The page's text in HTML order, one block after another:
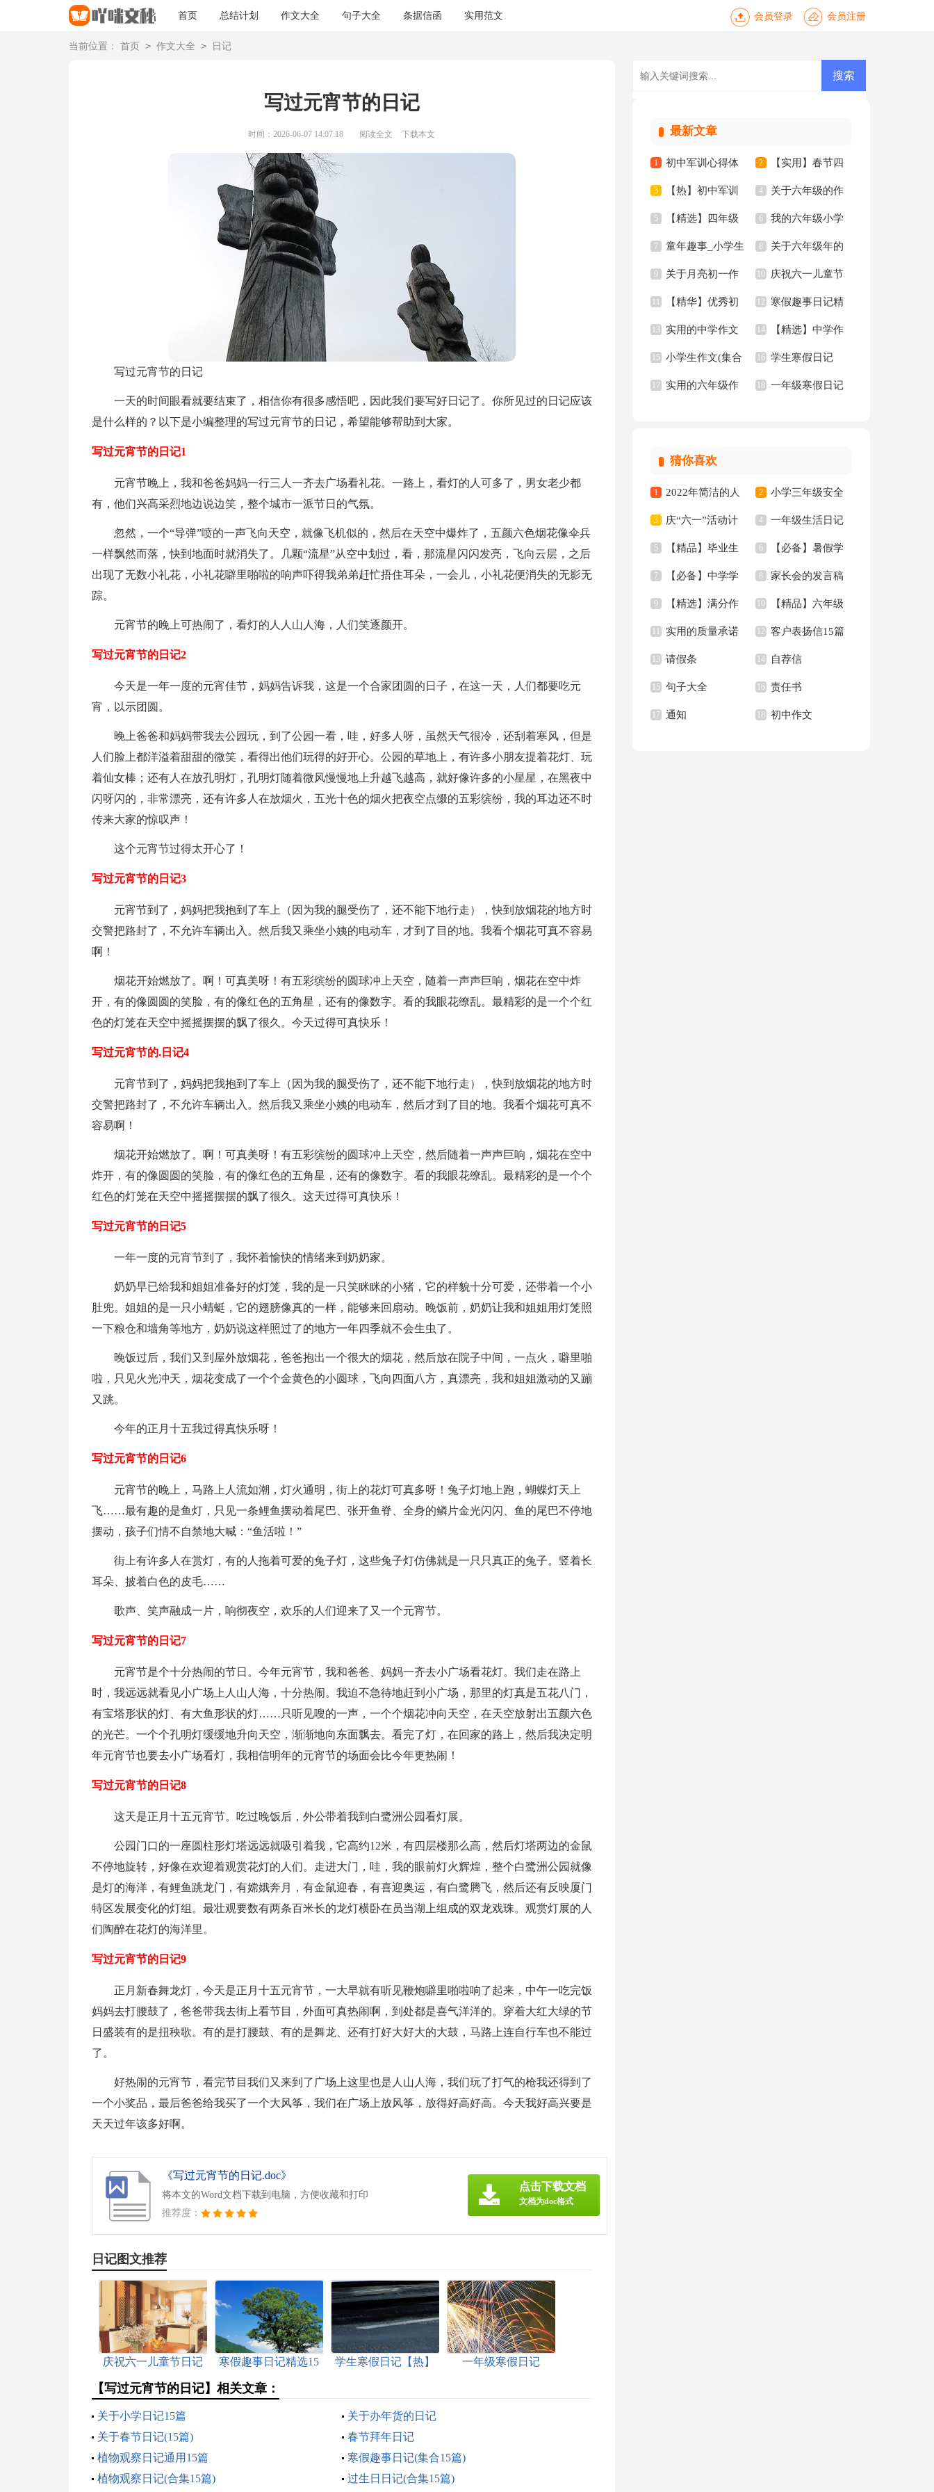
首页 总结计划 作文大全 句子大全 条据信函 实用范文 会员登录 会员注册
当前位置： 首页 > 作文大全 > 日记
写过元宵节的日记
时间：2026-06-07 14:07:18 阅读全文 下载本文
写过元宵节的日记
一天的时间眼看就要结束了，相信你有很多感悟吧，因此我们要写好日记了。你所见过的日记应该
是什么样的？以下是小编整理的写过元宵节的日记，希望能够帮助到大家。
写过元宵节的日记1
元宵节晚上，我和爸爸妈妈一行三人一齐去广场看礼花。一路上，看灯的人可多了，男女老少都
有，他们兴高采烈地边说边笑，整个城市一派节日的气氛。
忽然，一个“导弹”喷的一声飞向天空，就像飞机似的，然后在天空中爆炸了，五颜六色烟花像伞兵
一样飘然而落，快到地面时就消失了。几颗“流星”从空中划过，看，那流星闪闪发亮，飞向云层，之后
出现了无数小礼花，小礼花噼里啪啦的响声吓得我弟弟赶忙捂住耳朵，一会儿，小礼花便消失的无影无
踪。
元宵节的晚上可热闹了，看灯的人人山人海，人们笑逐颜开。
写过元宵节的日记2
今天是一年一度的元宵佳节，妈妈告诉我，这是一个合家团圆的日子，在这一天，人们都要吃元
宵，以示团圆。
晚上爸爸和妈妈带我去公园玩，到了公园一看，哇，好多人呀，虽然天气很冷，还刮着寒风，但是
人们脸上都洋溢着甜甜的微笑，看得出他们玩得的好开心。公园的草地上，有许多小朋友提着花灯、玩
着仙女棒；还有人在放孔明灯，孔明灯随着微风慢慢地上升越飞越高，就好像许多的小星星，在黑夜中
闪呀闪的，非常漂亮，还有许多人在放烟火，五光十色的烟火把夜空点缀的五彩缤纷，我的耳边还不时
传来大家的惊叹声！
这个元宵节过得太开心了！
写过元宵节的日记3
元宵节到了，妈妈把我抱到了车上（因为我的腿受伤了，还不能下地行走），快到放烟花的地方时
交警把路封了，不允许车辆出入。然后我又乘坐小姨的电动车，才到了目的地。我看个烟花可真不容易
啊！
烟花开始燃放了。啊！可真美呀！有五彩缤纷的圆球冲上天空，随着一声声巨响，烟花在空中炸
开，有的像圆圆的笑脸，有的像红色的五角星，还有的像数字。看的我眼花缭乱。最精彩的是一个个红
色的灯笼在天空中摇摇摆摆的飘了很久。今天过得可真快乐！
写过元宵节的.日记4
元宵节到了，妈妈把我抱到了车上（因为我的腿受伤了，还不能下地行走），快到放烟花的地方时
交警把路封了，不允许车辆出入。然后我又乘坐小姨的电动车，然后才到了目的地。我看个烟花可真不
容易啊！
烟花开始燃放了。啊！可真美呀！有五彩缤纷的圆球冲上天空，然后随着一声声巨响，烟花在空中
炸开，有的像圆圆的笑脸，有的像红色的五角星，还有的像数字。看的我眼花缭乱。最精彩的是一个个
红色的灯笼在天空中摇摇摆摆的飘了很久。这天过得可真快乐！
写过元宵节的日记5
一年一度的元宵节到了，我怀着愉快的情绪来到奶奶家。
奶奶早已给我和姐姐准备好的灯笼，我的是一只笑眯眯的小猪，它的样貌十分可爱，还带着一个小
肚兜。姐姐的是一只小蜻蜓，它的翅膀像真的一样，能够来回扇动。晚饭前，奶奶让我和姐姐用灯笼照
一下粮仓和墙角等地方，奶奶说这样照过了的地方一年四季就不会生虫了。
晚饭过后，我们又到屋外放烟花，爸爸抱出一个很大的烟花，然后放在院子中间，一点火，噼里啪
啦，只见火光冲天，烟花变成了一个个金黄色的小圆球，飞向四面八方，真漂亮，我和姐姐激动的又蹦
又跳。
今年的正月十五我过得真快乐呀！
写过元宵节的日记6
元宵节的晚上，马路上人流如潮，灯火通明，街上的花灯可真多呀！兔子灯地上跑，蝴蝶灯天上
飞……最有趣的是鱼灯，只见一条鲤鱼摆动着尾巴、张开鱼脊、全身的鳞片金光闪闪、鱼的尾巴不停地
摆动，孩子们情不自禁地大喊：“鱼活啦！”
街上有许多人在赏灯，有的人拖着可爱的兔子灯，这些兔子灯仿佛就是一只只真正的兔子。竖着长
耳朵、披着白色的皮毛……
歌声、笑声融成一片，响彻夜空，欢乐的人们迎来了又一个元宵节。
写过元宵节的日记7
元宵节是个十分热闹的节日。今年元宵节，我和爸爸、妈妈一齐去小广场看花灯。我们走在路上
时，我远远就看见小广场上人山人海，十分热闹。我迫不急待地赶到小广场，那里的灯真是五花八门，
有宝塔形状的灯、有大鱼形状的灯……只听见嗖的一声，一个个烟花冲向天空，在天空放射出五颜六色
的光芒。一个个孔明灯缓缓地升向天空，渐渐地向东面飘去。看完了灯，在回家的路上，然后我决定明
年元宵节也要去小广场看灯，我相信明年的元宵节的场面会比今年更热闹！
写过元宵节的日记8
这天是正月十五元宵节。吃过晚饭后，外公带着我到白鹭洲公园看灯展。
公园门口的一座圆柱形灯塔远远就吸引着我，它高约12米，有四层楼那么高，然后灯塔两边的金鼠
不停地旋转，好像在欢迎着观赏花灯的人们。走进大门，哇，我的眼前灯火辉煌，整个白鹭洲公园就像
是灯的海洋，有鲤鱼跳龙门，有嫦娥奔月，有金鼠迎春，有喜迎奥运，有白鹭腾飞，然后还有反映厦门
特区发展变化的灯组。最壮观要数有两条百米长的龙灯横卧在员当湖上组成的双龙戏珠。观赏灯展的人
们陶醉在花灯的海洋里。
写过元宵节的日记9
正月新春舞龙灯，今天是正月十五元宵节，一大早就有听见鞭炮噼里啪啦响了起来，中午一吃完饭
妈妈去打腰鼓了，爸爸带我去街上看节目，外面可真热闹啊，到处都是喜气洋洋的。穿着大红大绿的节
日盛装有的是扭秧歌。有的是打腰鼓、有的是舞龙、还有打好大好大的大鼓，马路上连自行车也不能过
了。
好热闹的元宵节，看完节目我们又来到了广场上这里也是人山人海，我们玩了打气的枪我还得到了
一个小奖品，最后爸爸给我买了一个大风筝，我们在广场上放风筝，放得好高好高。今天我好高兴要是
天天过年该多好啊。
《写过元宵节的日记.doc》
将本文的Word文档下载到电脑，方便收藏和打印
推荐度：
点击下载文档
文档为doc格式
日记图文推荐
庆祝六一儿童节日记
寒假趣事日记精选15
学生寒假日记【热】 一年级寒假日记
【写过元宵节的日记】相关文章：
关于小学日记15篇
关于办年货的日记
关于春节日记(15篇)
春节拜年日记
植物观察日记通用15篇
寒假趣事日记(集合15篇)
植物观察日记(合集15篇)
过生日日记(合集15篇)
最新文章
1 初中军训心得体
会【热门】
2 【实用】春节四
年级作文集合8篇
3 【热】初中军训
心得体会
4 关于六年级的作
文集锦5篇
5 【精选】四年级
妈妈作文300字集锦
九篇
6 我的六年级小学
作文锦集八篇
7 童年趣事_小学生
六年级作文
8 关于六年级年的
作文300字集合8篇
9 关于月亮初一作
文
10 庆祝六一儿童节
日记
11 【精华】优秀初
中作文集合五篇
12 寒假趣事日记精
选15篇
13 实用的中学作文
锦集六篇
14 【精选】中学作
文600字汇总8篇
15 小学生作文(集合
15篇)
16 学生寒假日记
【热】
17 实用的六年级作 18 一年级寒假日记
猜你喜欢
1 2022年简洁的人
生哲理格言集合88条
2 小学三年级安全
工作总结
3 庆“六一”活动计
划
4 一年级生活日记
5 【精品】毕业生
专业求职信汇编10篇
6 【必备】暑假学
习计划范文合集五篇
7 【必备】中学学
生检讨书4篇
8 家长会的发言稿
9 【精选】满分作
文400字九篇
10 【精品】六年级
新学期作文合集九篇
11 实用的质量承诺
书模板汇总六篇
12 客户表扬信15篇
13 请假条 14 自荐信
15 句子大全 16 责任书
17 通知 18 初中作文